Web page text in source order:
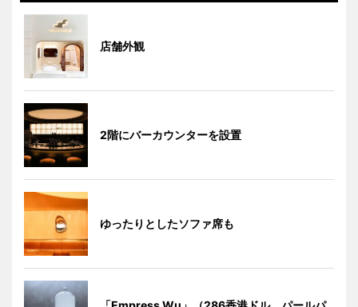
店舗外観
2階にバーカウンターを設置
ゆったりとしたソファ席も